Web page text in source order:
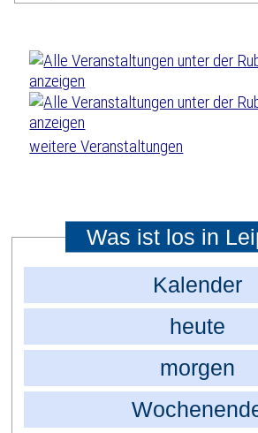
weitere Veranstaltungen
Was ist los in
Kalender
heute
morgen